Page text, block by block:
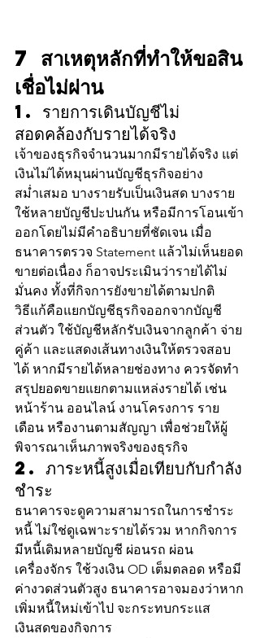
7 สาเหตุหลักที่ทำให้ขอสิน
เชื่อไม่ผ่าน
1. รายการเดินบัญชีไม่
สอดคล้องกับรายได้จริง
เจ้าของธุรกิจจำนวนมากมีรายได้จริง แต่
เงินไม่ได้หมุนผ่านบัญชีธุรกิจอย่าง
สม่ำเสมอ บางรายรับเป็นเงินสด บางราย
ใช้หลายบัญชีปะปนกัน หรือมีการโอนเข้า
ออกโดยไม่มีคำอธิบายที่ชัดเจน เมื่อ
ธนาคารตรวจ Statement แล้วไม่เห็นยอด
ขายต่อเนื่อง ก็อาจประเมินว่ารายได้ไม่
มั่นคง ทั้งที่กิจการยังขายได้ตามปกติ
วิธีแก้คือแยกบัญชีธุรกิจออกจากบัญชี
ส่วนตัว ใช้บัญชีหลักรับเงินจากลูกค้า จ่าย
คู่ค้า และแสดงเส้นทางเงินให้ตรวจสอบ
ได้ หากมีรายได้หลายช่องทาง ควรจัดทำ
สรุปยอดขายแยกตามแหล่งรายได้ เช่น
หน้าร้าน ออนไลน์ งานโครงการ ราย
เดือน หรืองานตามสัญญา เพื่อช่วยให้ผู้
พิจารณาเห็นภาพจริงของธุรกิจ
2. ภาระหนี้สูงเมื่อเทียบกับกำลัง
ชำระ
ธนาคารจะดูความสามารถในการชำระ
หนี้ ไม่ใช่ดูเฉพาะรายได้รวม หากกิจการ
มีหนี้เดิมหลายบัญชี ผ่อนรถ ผ่อน
เครื่องจักร ใช้วงเงิน OD เต็มตลอด หรือมี
ค่างวดส่วนตัวสูง ธนาคารอาจมองว่าหาก
เพิ่มหนี้ใหม่เข้าไป จะกระทบกระแส
เงินสดของกิจการ